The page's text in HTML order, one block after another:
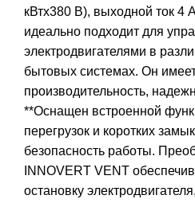
кВтx380 В), выходной ток 4
идеально подходит для
электродвигателями в
бытовых системах. Он
производительность,
**Оснащен встроенной
перегрузок и коротких
безопасность работы.
INNOVERT VENT
остановку